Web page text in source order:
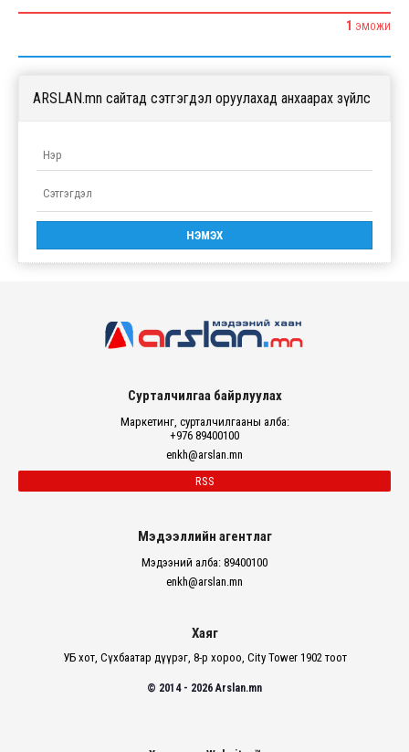
1 ЭМОЖИ
ARSLAN.mn сайтад сэтгэгдэл оруулахад анхаарах зүйлс
Сурталчилгаа байрлуулах
Маркетинг, сурталчилгааны алба:
+976 89400100
enkh@arslan.mn
RSS
Мэдээллийн агентлаг
Мэдээний алба: 89400100
enkh@arslan.mn
Хаяг
УБ хот, Сүхбаатар дүүрэг, 8-р хороо, City Tower 1902 тоот
© 2014 - 2026 Arslan.mn